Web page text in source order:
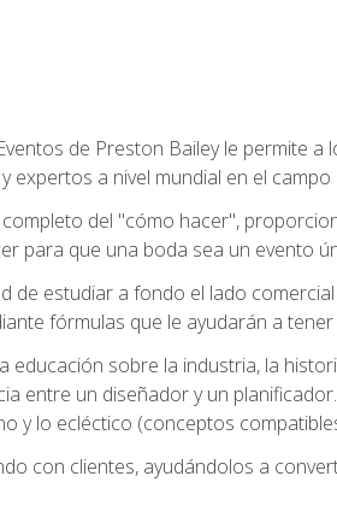
de Preston Bailey le permite
expertos a nivel mundial en el
del "cómo hacer",
para que una boda sea un evento
de estudiar a fondo el lado
fórmulas que le ayudarán a tener
educación sobre la industria, la
entre un diseñador y un
y lo ecléctico (conceptos
con clientes, ayudándolos a